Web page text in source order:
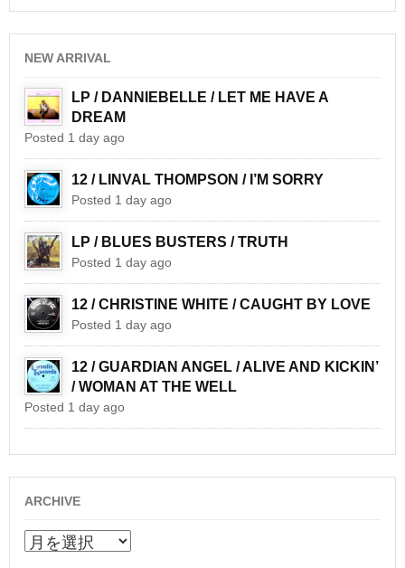
NEW ARRIVAL
LP / DANNIEBELLE / LET ME HAVE A
DREAM
Posted 1 day ago
12 / LINVAL THOMPSON / I’M SORRY
Posted 1 day ago
LP / BLUES BUSTERS / TRUTH
Posted 1 day ago
12 / CHRISTINE WHITE / CAUGHT BY LOVE
Posted 1 day ago
12 / GUARDIAN ANGEL / ALIVE AND KICKIN’
/ WOMAN AT THE WELL
Posted 1 day ago
ARCHIVE
ARCHIVE